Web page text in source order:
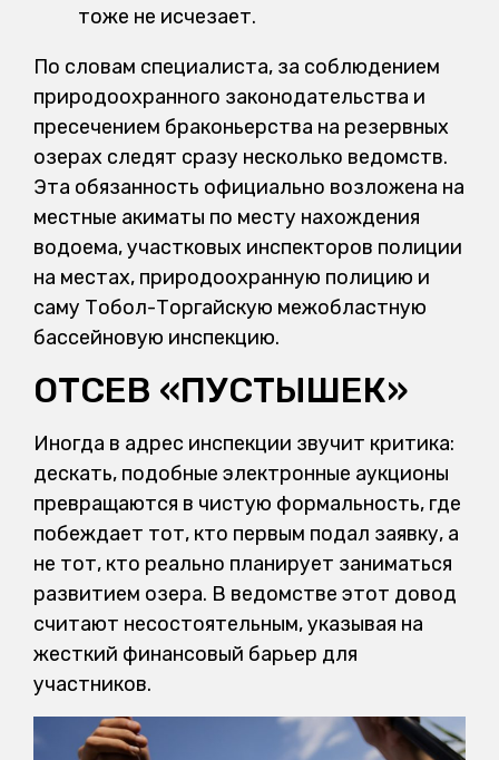
тоже не исчезает.
По словам специалиста, за соблюдением
природоохранного законодательства и
пресечением браконьерства на резервных
озерах следят сразу несколько ведомств.
Эта обязанность официально возложена на
местные акиматы по месту нахождения
водоема, участковых инспекторов полиции
на местах, природоохранную полицию и
саму Тобол-Торгайскую межобластную
бассейновую инспекцию.
ОТСЕВ «ПУСТЫШЕК»
Иногда в адрес инспекции звучит критика:
дескать, подобные электронные аукционы
превращаются в чистую формальность, где
побеждает тот, кто первым подал заявку, а
не тот, кто реально планирует заниматься
развитием озера. В ведомстве этот довод
считают несостоятельным, указывая на
жесткий финансовый барьер для
участников.